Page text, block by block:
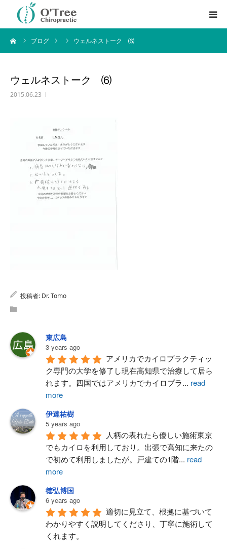
ブログ ウェルネストーク ⑹
ウェルネストーク ⑹
2015.06.23
投稿者: Dr. Tomo
東広島
3 years ago
アメリカでカイロプラクティッ
ク専門の大学を修了し現在高知県で治療して居ら
れます。四国ではアメリカでカイロプラ... read
more
伊達祐樹
5 years ago
人柄の表れたら優しい施術東京
でもカイロを利用しており。出張で高知に来たの
で初めて利用しましたが。戸建ての1階... read
more
徳弘博国
6 years ago
適切に見立て、根拠に基づいて
わかりやすく説明してくださり、丁寧に施術して
くれます。
はじめての方へ
ブログ
English